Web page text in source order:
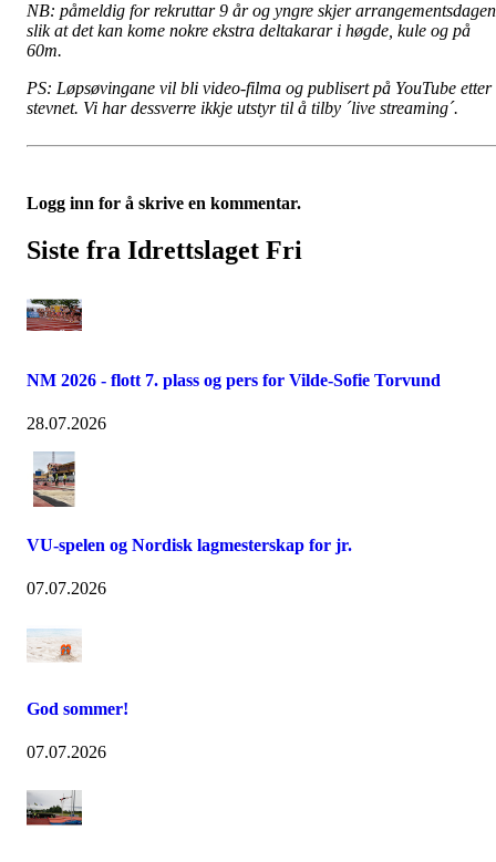
NB: påmeldig for rekruttar 9 år og yngre skjer
slik at det kan kome nokre ekstra deltakarar i høgde, kule og på
60m.
PS: Løpsøvingane vil bli video-filma og publisert på YouTube etter
stevnet. Vi har dessverre ikkje utstyr til å tilby ´live streaming´.
Logg inn for å skrive en kommentar.
Siste fra Idrettslaget Fri
NM 2026 - flott 7. plass og pers for Vilde-Sofie Torvund
28.07.2026
VU-spelen og Nordisk lagmesterskap for jr.
07.07.2026
God sommer!
07.07.2026